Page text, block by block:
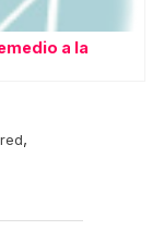
a la
,